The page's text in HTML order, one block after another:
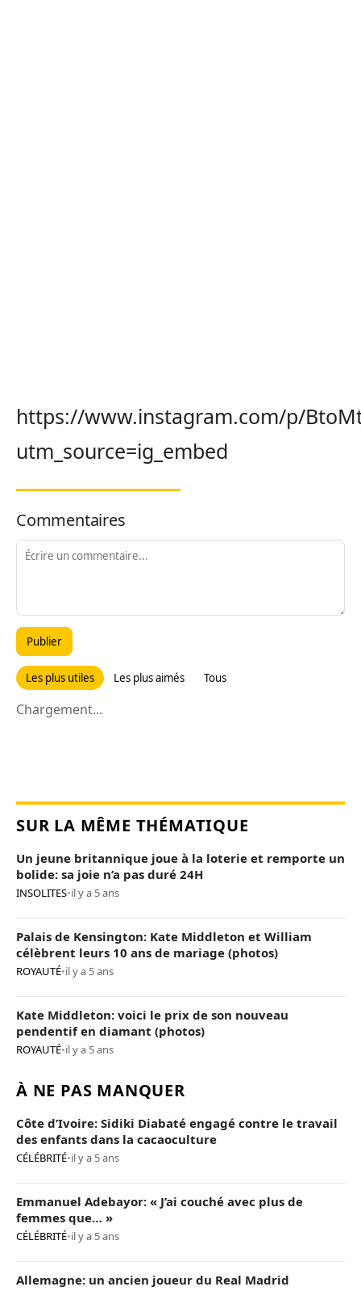
https://www.instagram.com/p/
utm_source=ig_embed
Commentaires
Publier
Les plus utiles Les plus aimés Tous
Chargement...
SUR LA MÊME THÉMATIQUE
Un jeune britannique joue à la loterie et remporte un
bolide: sa joie n’a pas duré 24H
INSOLITES•il y a 5 ans
Palais de Kensington: Kate Middleton et William
célèbrent leurs 10 ans de mariage (photos)
ROYAUTÉ•il y a 5 ans
Kate Middleton: voici le prix de son nouveau
pendentif en diamant (photos)
ROYAUTÉ•il y a 5 ans
À NE PAS MANQUER
Côte d’Ivoire: Sidiki Diabaté engagé contre le travail
des enfants dans la cacaoculture
CÉLÉBRITÉ•il y a 5 ans
Emmanuel Adebayor: « J’ai couché avec plus de
femmes que… »
CÉLÉBRITÉ•il y a 5 ans
Allemagne: un ancien joueur du Real Madrid